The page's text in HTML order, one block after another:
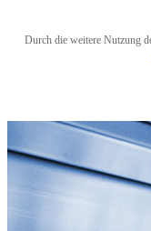
Durch die weitere Nutzung